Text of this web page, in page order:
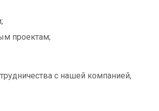
проектам;
с нашей компанией,